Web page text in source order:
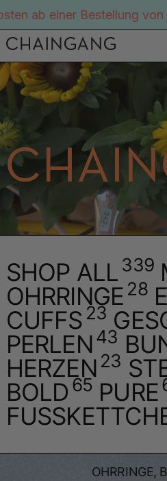
Versandkosten ab
SHOP ALL 339
OHRRINGE 28
CUFFS 23
PERLEN43
HERZEN 23
BOLD 65 PURE
OHRRINGE,